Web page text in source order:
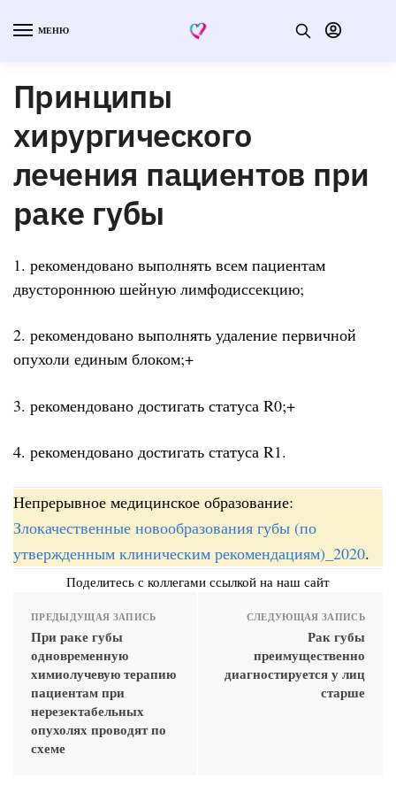
МЕНЮ
Принципы
хирургического
лечения пациентов при
раке губы
1. рекомендовано выполнять всем пациентам
двустороннюю шейную лимфодиссекцию;
2. рекомендовано выполнять удаление первичной
опухоли единым блоком;+
3. рекомендовано достигать статуса R0;+
4. рекомендовано достигать статуса R1.
Непрерывное медицинское образование:
Злокачественные новообразования губы (по
утвержденным клиническим рекомендациям)_2020.
Поделитесь с коллегами ссылкой на наш сайт
ПРЕДЫДУЩАЯ ЗАПИСЬ
При раке губы
одновременную
химиолучевую терапию
пациентам при
нерезектабельных
опухолях проводят по
схеме
СЛЕДУЮЩАЯ ЗАПИСЬ
Рак губы
преимущественно
диагностируется у лиц
старше